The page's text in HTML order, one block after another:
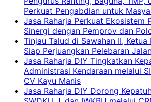
Perkuat Pengabdian untuk
Jasa Raharja Perkuat Ekosistem
Sinergi dengan Pemprov dan
Tinjau Talud di Sawahan II, Ketua
Siap Perjuangkan Pelebaran
Jasa Raharja DIY Tingkatkan
Administrasi Kendaraan melalui
CV Kayu Manis
Jasa Raharja DIY Dorong